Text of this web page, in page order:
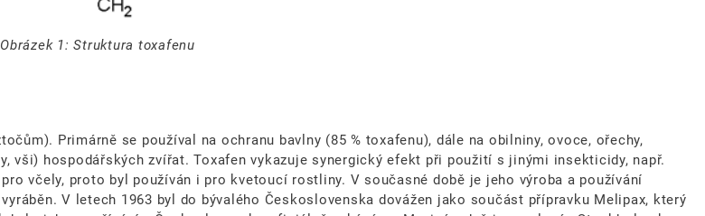
Obrázek 1: Struktura toxafenu
Primárně se používal na ochranu bavlny (85 % toxafenu), dále na obilniny, ovoce, ořechy,
hospodářských zvířat. Toxafen vykazuje synergický efekt při použití s jinými insekticidy, např.
včely, proto byl používán i pro kvetoucí rostliny. V současné době je jeho výroba a používání
V letech 1963 byl do bývalého Československa dovážen jako součást přípravku Melipax, který